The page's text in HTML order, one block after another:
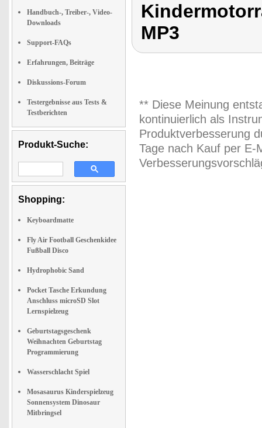
Handbuch-, Treiber-, Video-
Downloads
Support-FAQs
Erfahrungen, Beiträge
Diskussions-Forum
Testergebnisse aus Tests &
Testberichten
Produkt-Suche:
Shopping:
Keyboardmatte
Fly Air Football Geschenkidee
Fußball Disco
Hydrophobic Sand
Pocket Tasche Erkundung
Anschluss microSD Slot
Lernspielzeug
Geburtstagsgeschenk
Weihnachten Geburtstag
Programmierung
Wasserschlacht Spiel
Mosasaurus Kinderspielzeug
Sonnensystem Dinosaur
Mitbringsel
MP3
** Diese Meinung
kontinuierlich als
Produktverbesserung
Tage nach Kauf per E-